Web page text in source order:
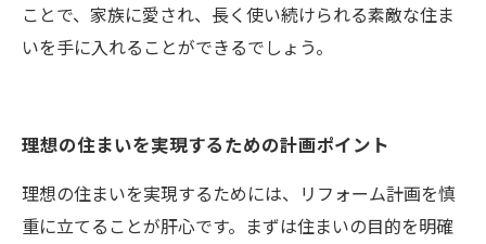
ことで、家族に愛され、長く使い続けられる素敵な住ま
いを手に入れることができるでしょう。
理想の住まいを実現するための計画ポイント
理想の住まいを実現するためには、リフォーム計画を慎
重に立てることが肝心です。まずは住まいの目的を明確